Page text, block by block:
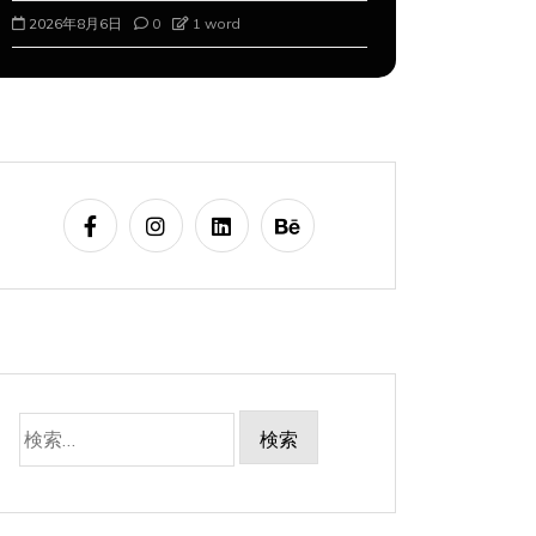
2026年8月6日 0 1 word
索: